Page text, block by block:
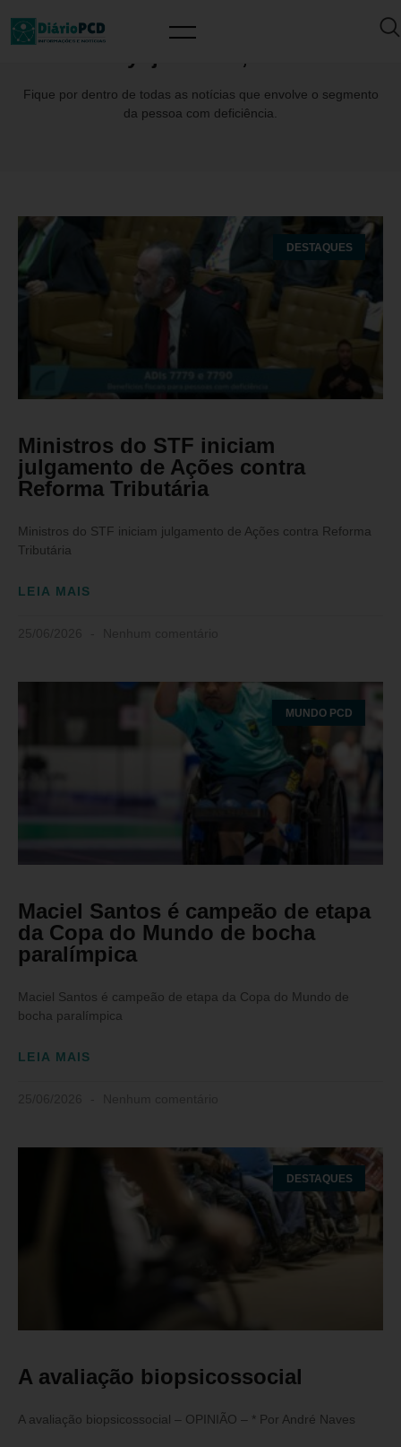
Fique por dentro de todas as notícias que envolve o segmento
da pessoa com deficiência.
DESTAQUES
Ministros do STF iniciam
julgamento de Ações contra
Reforma Tributária
Ministros do STF iniciam julgamento de Ações contra Reforma
Tributária
LEIA MAIS
MUNDO PCD
Maciel Santos é campeão de etapa
da Copa do Mundo de bocha
paralímpica
Maciel Santos é campeão de etapa da Copa do Mundo de
bocha paralímpica
LEIA MAIS
DESTAQUES
A avaliação biopsicossocial
A avaliação biopsicossocial – OPINIÃO – * Por André Naves